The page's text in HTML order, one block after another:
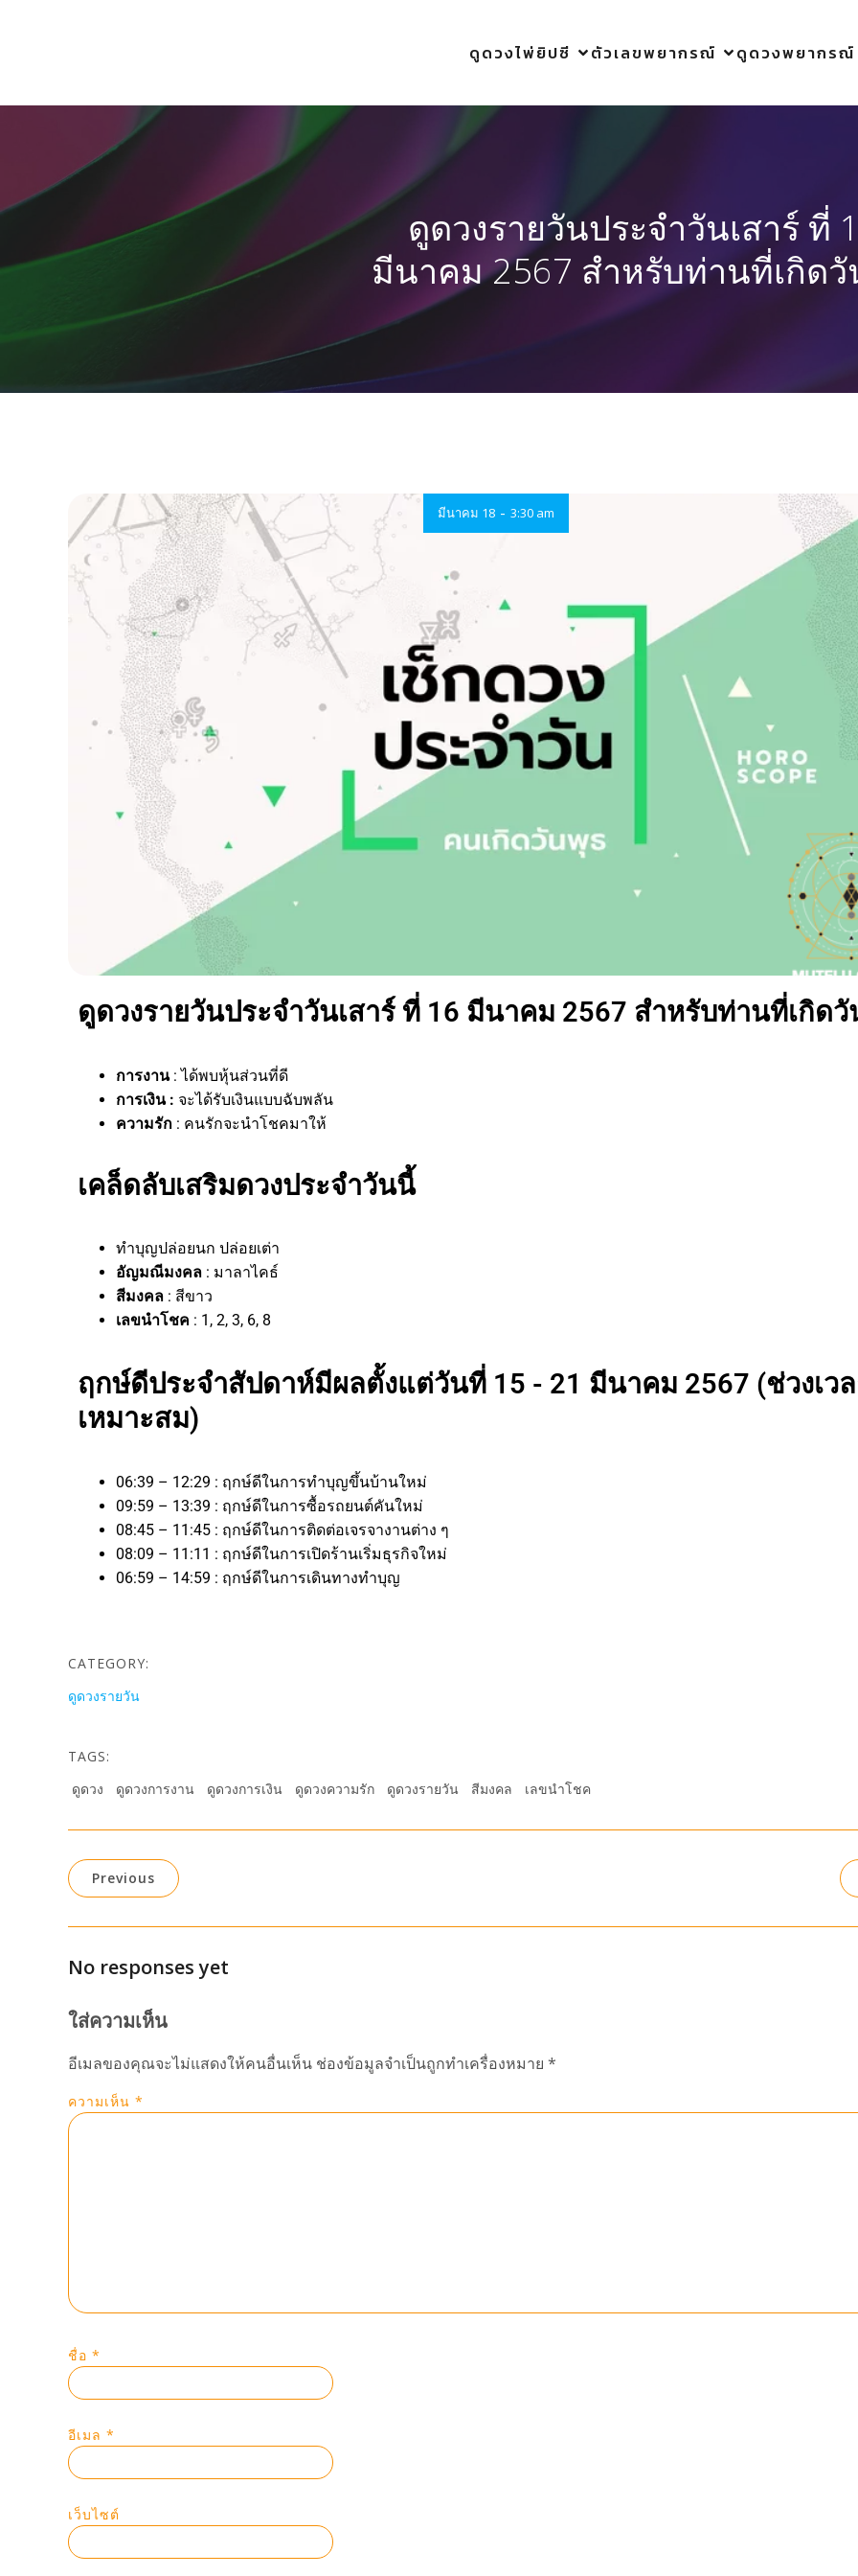
ดูดวงไพ่ยิปซี ตัวเลขพยากรณ์ ดูดวงพยากรณ์
ดูดวงรายวันประจำวันเสาร์ ที่
มีนาคม 2567 สำหรับท่านที่เกิด
มีนาคม 18 - 3:30 am
ดูดวงรายวันประจำวันเสาร์ ที่ 16 มีนาคม 2567 สำหรับท่านที่เกิด
การงาน: ได้พบหุ้นส่วนที่ดี
การเงิน : จะได้รับเงินแบบฉับพลัน
ความรัก : คนรักจะนำโชคมาให้
เคล็ดลับเสริมดวงประจำวันนี้
ทำบุญปล่อยนก ปล่อยเต่า
อัญมณีมงคล : มาลาไคธ์
สีมงคล : สีขาว
เลขนำโชค : 1, 2, 3, 6, 8
ฤกษ์ดีประจำสัปดาห์มีผลตั้งแต่วันที่ 15 - 21 มีนาคม 2567 (ช่วงเว
เหมาะสม)
06:39 – 12:29 : ฤกษ์ดีในการทำบุญขึ้นบ้านใหม่
09:59 – 13:39 : ฤกษ์ดีในการซื้อรถยนต์คันใหม่
08:45 – 11:45 : ฤกษ์ดีในการติดต่อเจรจางานต่าง ๆ
08:09 – 11:11 : ฤกษ์ดีในการเปิดร้านเริ่มธุรกิจใหม่
06:59 – 14:59 : ฤกษ์ดีในการเดินทางทำบุญ
CATEGORY:
ดูดวงรายวัน
TAGS:
ดูดวง
ดูดวงการงาน ดูดวงการเงิน ดูดวงความรัก ดูดวงรายวัน สีมงคล เลขนำโชค
Previous
No responses yet
ใส่ความเห็น
อีเมลของคุณจะไม่แสดงให้คนอื่นเห็น ช่องข้อมูลจำเป็นถูกทำเครื่องหมาย *
ความเห็น *
ชื่อ *
อีเมล *
เว็บไซต์